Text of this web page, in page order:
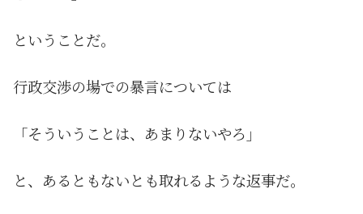
ということだ。
行政交渉の場での暴言については
「そういうことは、あまりないやろ」
と、あるともないとも取れるような返事だ。